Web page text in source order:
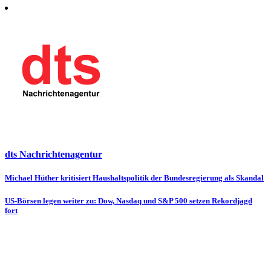
dts Nachrichtenagentur
Beitragsnavigation
Michael Hüther kritisiert Haushaltspolitik der Bundesregierung als Skandal
US-Börsen legen weiter zu: Dow, Nasdaq und S&P 500 setzen Rekordjagd
fort